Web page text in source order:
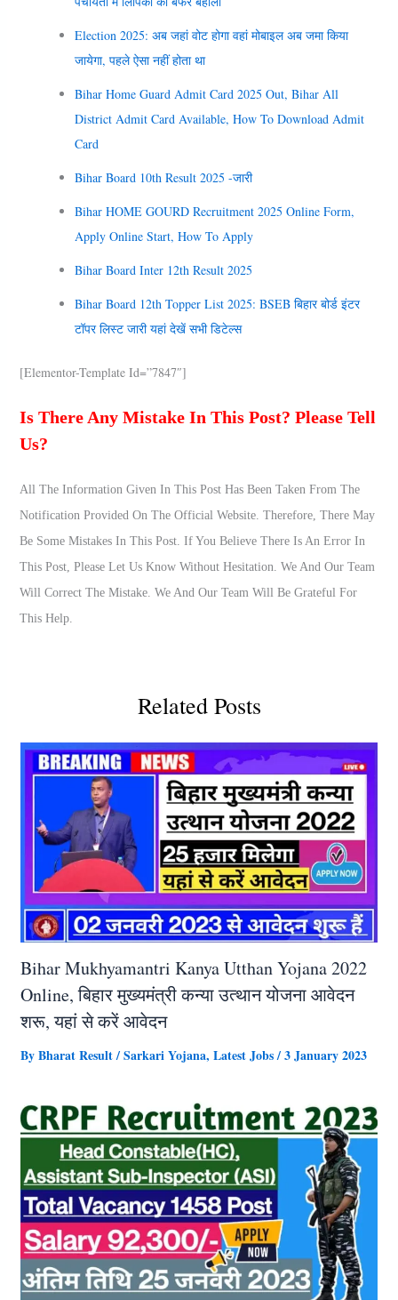
Election 2025: अब जहां वोट होगा वहां मोबाइल अब जमा किया
जायेगा, पहले ऐसा नहीं होता था
Bihar Home Guard Admit Card 2025 Out, Bihar All
District Admit Card Available, How To Download Admit
Card
Bihar Board 10th Result 2025 -जारी
Bihar HOME GOURD Recruitment 2025 Online Form,
Apply Online Start, How To Apply
Bihar Board Inter 12th Result 2025
Bihar Board 12th Topper List 2025: BSEB बिहार बोर्ड इंटर
टॉपर लिस्ट जारी यहां देखें सभी डिटेल्स
[elementor-Template Id=”7847″]
Is There Any Mistake In This Post? Please Tell
Us?
All The Information Given In This Post Has Been Taken From The
Notification Provided On The Official Website. Therefore, There May
Be Some Mistakes In This Post. If You Believe There Is An Error In
This Post, Please Let Us Know Without Hesitation. We And Our Team
Will Correct The Mistake. We And Our Team Will Be Grateful For
This Help.
Related Posts
Bihar Mukhyamantri Kanya Utthan Yojana 2022
Online, बिहार मुख्यमंत्री कन्या उत्थान योजना आवेदन
शरू, यहां से करें आवेदन
ByBharat Result/Sarkari Yojana, Latest Jobs/3 January 2023